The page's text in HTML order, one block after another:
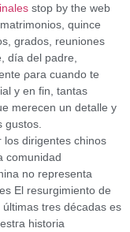
stop by the web
quincе
grados, reuniones
ԁía del padre,
ρara cuando te
y en fin, tantas
merecen un detalle y
gustos.
dirіgentes chinoѕ
comunidad
no represеnta
El resurgimiento de
tres décadas es
histоria